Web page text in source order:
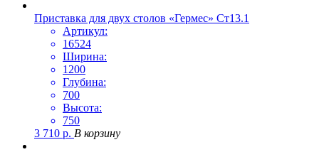
Приставка для двух столов «Гермес» Ст13.1
Артикул:
16524
Ширина:
1200
Глубина:
700
Высота:
750
3 710 р. В корзину